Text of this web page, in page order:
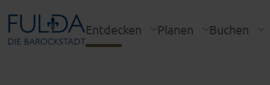
Entdecken Planen Buchen